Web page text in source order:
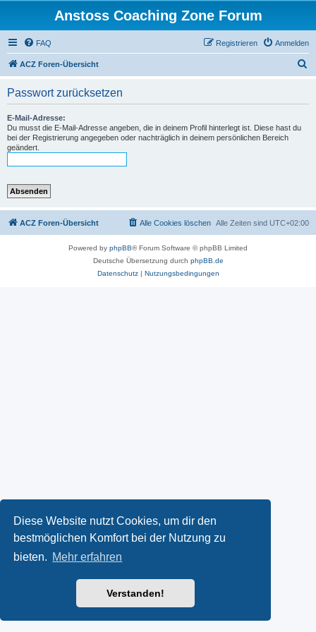
Diese Website nutzt Cookies, um dir den
bestmöglichen Komfort bei der Nutzung zu
bieten. Mehr erfahren
Verstanden!
Anstoss Coaching Zone Forum
FAQ Anmelden
Registrieren
ACZ Foren-Übersicht
Passwort zurücksetzen
E-Mail-Adresse:
Du musst die E-Mail-Adresse angeben, die in deinem Profil hinterlegt ist. Diese hast du
bei der Registrierung angegeben oder nachträglich in deinem persönlichen Bereich
geändert.
ACZ Foren-Übersicht Alle Zeiten sind UTC+02:00
Alle Cookies löschen
Powered by phpBB® Forum Software © phpBB Limited
Deutsche Übersetzung durch phpBB.de
Datenschutz| Nutzungsbedingungen